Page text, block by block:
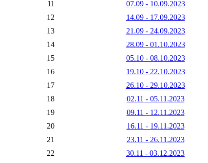
11
07.09 - 10.09.2023
12
14.09 - 17.09.2023
13
21.09 - 24.09.2023
14
28.09 - 01.10.2023
15
05.10 - 08.10.2023
16
19.10 - 22.10.2023
17
26.10 - 29.10.2023
18
02.11 - 05.11.2023
19
09.11 - 12.11.2023
20
16.11 - 19.11.2023
21
23.11 - 26.11.2023
22
30.11 - 03.12.2023